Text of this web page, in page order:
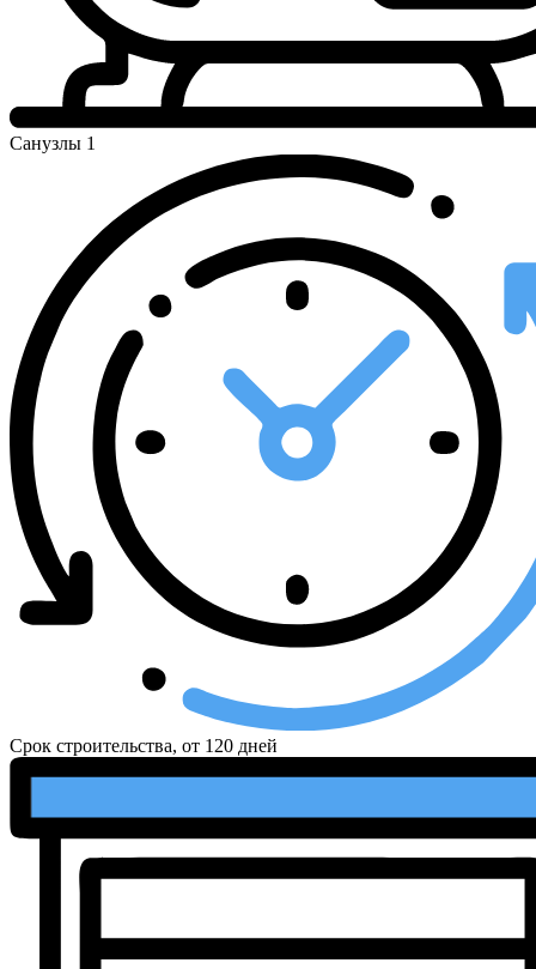
Санузлы 1
Срок строительства, от 120 дней